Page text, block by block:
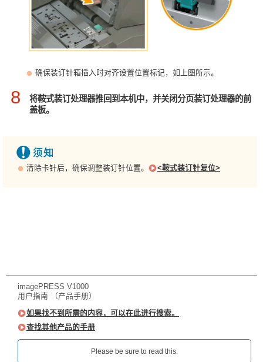
确保装订针箱插入时对齐设置位置标记，如上图所示。
8
将鞍式装订处理器推回到本机中，并关闭分页装订处理器的前
盖板。
清除卡针后，确保调整装订针位置。 <鞍式装订针复位>
imagePRESS V1000
用户指南 （产品手册）
如果找不到所需的内容，可以在此进行搜索。
查找其他产品的手册
Please be sure to read this.‎